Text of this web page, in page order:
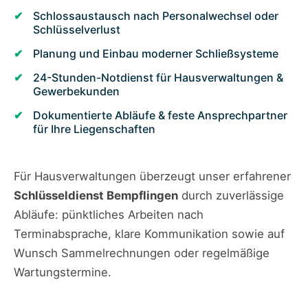
Schlossaustausch nach Personalwechsel oder
Schlüsselverlust
Planung und Einbau moderner Schließsysteme
24-Stunden-Notdienst für Hausverwaltungen &
Gewerbekunden
Dokumentierte Abläufe & feste Ansprechpartner
für Ihre Liegenschaften
Für Hausverwaltungen überzeugt unser erfahrener
Schlüsseldienst Bempflingen durch zuverlässige
Abläufe: pünktliches Arbeiten nach
Terminabsprache, klare Kommunikation sowie auf
Wunsch Sammelrechnungen oder regelmäßige
Wartungstermine.